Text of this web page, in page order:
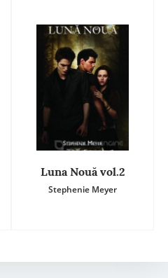
Luna Nouă vol.2
Stephenie Meyer